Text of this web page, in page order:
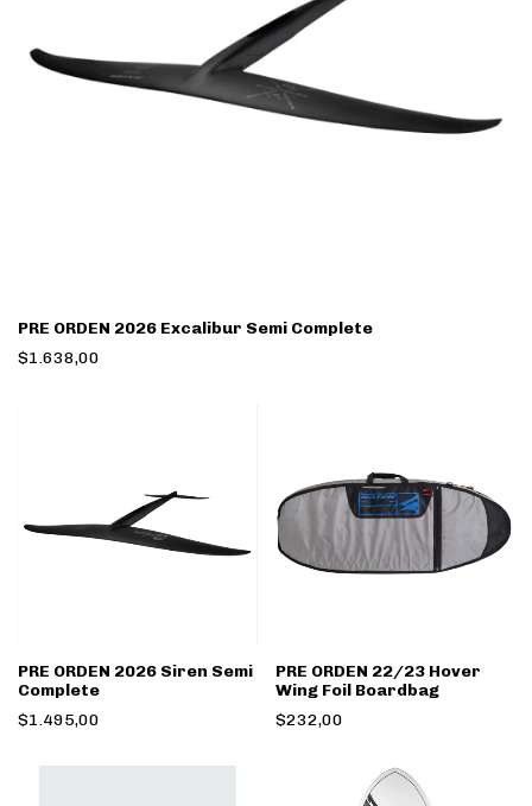
PRE ORDEN 2026 Excalibur Semi Complete
$1.638,00
PRE ORDEN 2026 Siren Semi
Complete
$1.495,00
PRE ORDEN 22/23 Hover
Wing Foil Boardbag
$232,00